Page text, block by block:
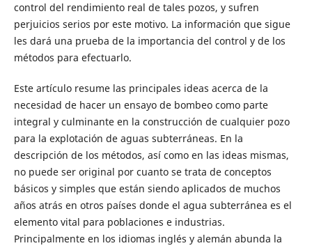
control del rendimiento real de tales pozos, y sufren
perjuicios serios por este motivo. La información que sigue
les dará una prueba de la importancia del control y de los
métodos para efectuarlo.
Este artículo resume las principales ideas acerca de la
necesidad de hacer un ensayo de bombeo como parte
integral y culminante en la construcción de cualquier pozo
para la explotación de aguas subterráneas. En la
descripción de los métodos, así como en las ideas mismas,
no puede ser original por cuanto se trata de conceptos
básicos y simples que están siendo aplicados de muchos
años atrás en otros países donde el agua subterránea es el
elemento vital para poblaciones e industrias.
Principalmente en los idiomas inglés y alemán abunda la